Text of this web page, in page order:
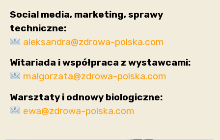
Social media, marketing, sprawy
techniczne:
aleksandra@zdrowa-polska.com
Witariada i współpraca z wystawcami:
malgorzata@zdrowa-polska.com
Warsztaty i odnowy biologiczne:
ewa@zdrowa-polska.com